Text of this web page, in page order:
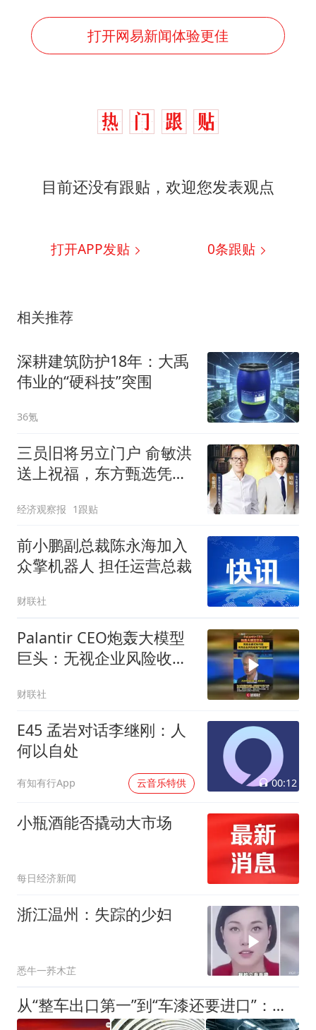
打开网易新闻体验更佳
目前还没有跟贴，欢迎您发表观点
打开APP发贴 0条跟贴
相关推荐
深耕建筑防护18年：大禹
伟业的“硬科技”突围
36氪
三员旧将另立门户 俞敏洪
送上祝福，东方甄选凭什
经济观察报 1跟贴
前小鹏副总裁陈永海加入
众擎机器人 担任运营总裁
财联社
Palantir CEO炮轰大模型
巨头：无视企业风险收取
财联社
E45 孟岩对话李继刚：人
何以自处
有知有行App 云音乐特供 00:12
小瓶酒能否撬动大市场
每日经济新闻
浙江温州：失踪的少妇
悉牛一荞木芷
从“整车出口第一”到“车漆还要进口”：中国制造补短板的“最难一公里”